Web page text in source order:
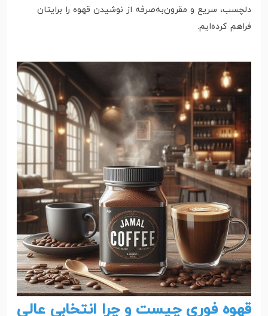
دلچسب، سریع و مقرون‌به‌صرفه از نوشیدن قهوه را برایتان
فراهم کرده‌ایم.
قهوه فوری چیست و چرا انتخابی عالی